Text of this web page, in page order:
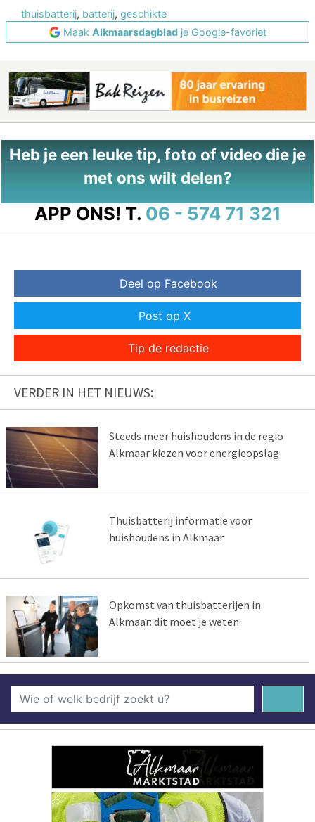
thuisbatterij, batterij, geschikte
Maak Alkmaarsdagbladje Google-favoriet
Heb je een leuke tip, foto of video die je
met ons wilt delen?
APP ONS! T. 06 - 574 71 321
Deel op Facebook
Post op X
Tip de redactie
VERDER IN HET NIEUWS:
Steeds meer huishoudens in de regio
Alkmaar kiezen voor energieopslag
Thuisbatterij informatie voor
huishoudens in Alkmaar
Opkomst van thuisbatterijen in
Alkmaar: dit moet je weten